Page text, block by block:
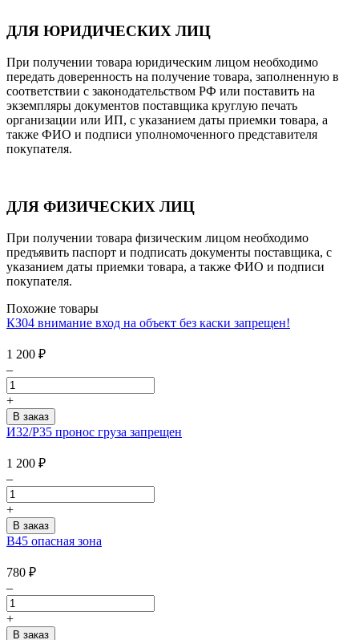
ДЛЯ ЮРИДИЧЕСКИХ ЛИЦ
При получении товара юридическим лицом необходимо
передать доверенность на получение товара, заполненную в
соответствии с законодательством РФ или поставить на
экземпляры документов поставщика круглую печать
организации или ИП, с указанием даты приемки товара, а
также ФИО и подписи уполномоченного представителя
покупателя.
ДЛЯ ФИЗИЧЕСКИХ ЛИЦ
При получении товара физическим лицом необходимо
предъявить паспорт и подписать документы поставщика, с
указанием даты приемки товара, а также ФИО и подписи
покупателя.
Похожие товары
КЗ04 внимание вход на объект без каски запрещен!
1 200 ₽
–
+
И32/Р35 пронос груза запрещен
1 200 ₽
–
+
В45 опасная зона
780 ₽
–
+